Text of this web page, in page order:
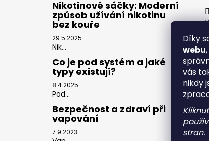
Díky
webu
vás
nikdy
stran.
Nikotinové sáčky: Moderní
způsob užívání nikotinu
bez kouře
29.5.2025
Nik...
Co je pod systém a jaké
typy existují?
8.4.2025
Pod...
Bezpečnost a zdraví při
vapování
7.9.2023